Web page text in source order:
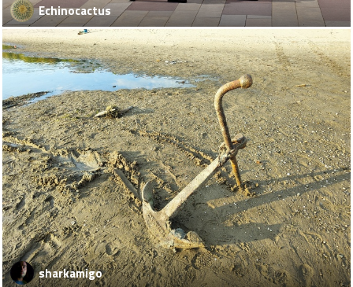
Echinocactus
sharkamigo